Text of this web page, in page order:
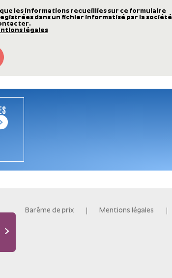
que les informations recueillies sur ce formulaire
dans un fichier informatisé par la société
légales
Barême de prix Mentions légales